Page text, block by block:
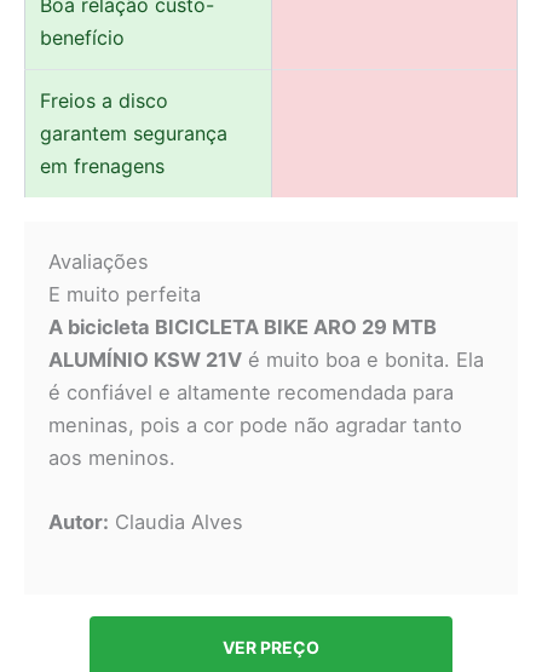
benefício
Freios a disco
garantem segurança
em frenagens
Avaliações
E muito perfeita
A bicicleta BICICLETA BIKE ARO 29 MTB
ALUMÍNIO KSW 21V é muito boa e bonita. Ela
é confiável e altamente recomendada para
meninas, pois a cor pode não agradar tanto
aos meninos.
Autor: Claudia Alves
VER PREÇO